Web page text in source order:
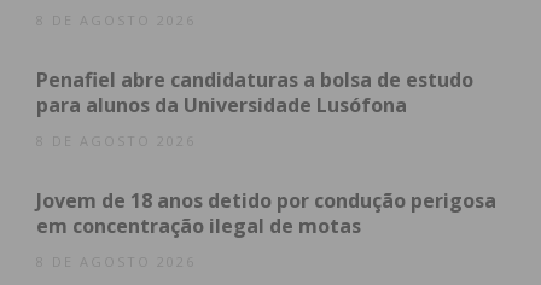
conjunto de obras exteriores e interiores”.
Foram também aprovados os protocolos de
cooperação com a Profisousa – Escola Profissional
Vértice, no âmbito de candidaturas a Centros
8 DE AGOSTO 2026
Penafiel abre candidaturas a bolsa de estudo
para alunos da Universidade Lusófona
8 DE AGOSTO 2026
Jovem de 18 anos detido por condução perigosa
em concentração ilegal de motas
8 DE AGOSTO 2026